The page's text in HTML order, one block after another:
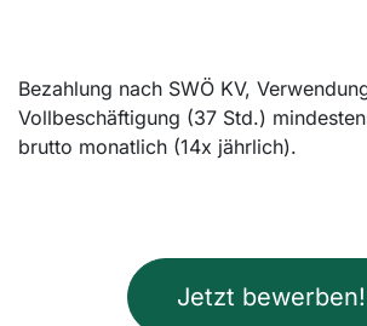
Bezahlung nach SWÖ KV,
Vollbeschäftigung (37 Std.)
brutto monatlich (14x jährlich).
Jetzt bewerben!